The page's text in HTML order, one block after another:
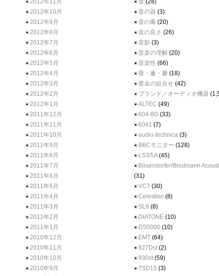
2012年11月
2012年10月
2012年9月
2012年8月
2012年7月
2012年6月
2012年5月
2012年4月
2012年3月
2012年2月
2012年1月
2011年12月
2011年11月
2011年10月
2011年9月
2011年8月
2011年7月
2011年6月
2011年5月
2011年4月
2011年3月
2011年2月
2011年1月
2010年12月
2010年11月
2010年10月
2010年9月
音 (28)
音の器 (3)
音の毒 (20)
音の良さ (26)
音影 (3)
音楽の理解 (20)
音楽性 (66)
香・薫・馨 (18)
黄金の組合せ (42)
ブランド／オーディオ機器
ALTEC (49)
604-8G (33)
6041 (7)
audio-technica (3)
BBCモニター (128)
LS3/5A(45)
Bösendorfer/Brodmann
(31)
VC7 (30)
Celestion (8)
SL6 (8)
DIATONE (10)
DS5000 (10)
EMT (64)
927Dst (2)
930st (59)
TSD15 (3)